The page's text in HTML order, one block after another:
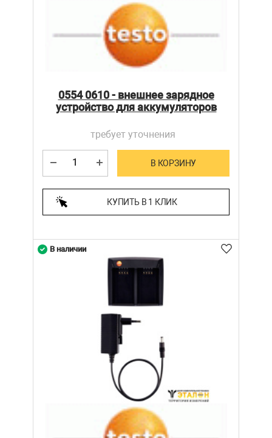
0554 0610 - внешнее зарядное
устройство для аккумуляторов
требует уточнения
В КОРЗИНУ
КУПИТЬ В 1 КЛИК
В наличии